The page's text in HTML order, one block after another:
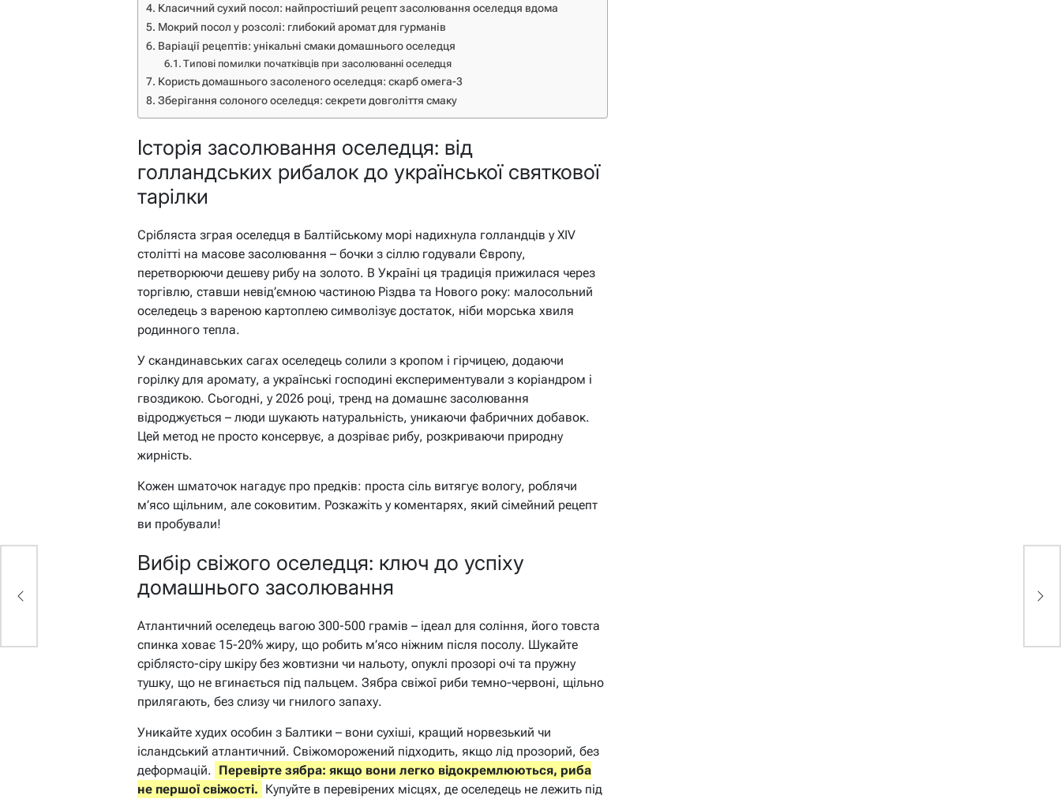
Класичний сухий посол: найпростіший рецепт засолювання оселедця вдома
Мокрий посол у розсолі: глибокий аромат для гурманів
Варіації рецептів: унікальні смаки домашнього оселедця
Типові помилки початківців при засолюванні оселедця
Користь домашнього засоленого оселедця: скарб омега-3
Зберігання солоного оселедця: секрети довголіття смаку
Історія засолювання оселедця: від
голландських рибалок до української святкової
тарілки
Срібляста зграя оселедця в Балтійському морі надихнула голландців у XIV
столітті на масове засолювання – бочки з сіллю годували Європу,
перетворюючи дешеву рибу на золото. В Україні ця традиція прижилася через
торгівлю, ставши невід’ємною частиною Різдва та Нового року: малосольний
оселедець з вареною картоплею символізує достаток, ніби морська хвиля
родинного тепла.
У скандинавських сагах оселедець солили з кропом і гірчицею, додаючи
горілку для аромату, а українські господині експериментували з коріандром і
гвоздикою. Сьогодні, у 2026 році, тренд на домашнє засолювання
відроджується – люди шукають натуральність, уникаючи фабричних добавок.
Цей метод не просто консервує, а дозріває рибу, розкриваючи природну
жирність.
Кожен шматочок нагадує про предків: проста сіль витягує вологу, роблячи
м’ясо щільним, але соковитим. Розкажіть у коментарях, який сімейний рецепт
ви пробували!
Вибір свіжого оселедця: ключ до успіху
домашнього засолювання
Атлантичний оселедець вагою 300-500 грамів – ідеал для соління, його товста
спинка ховає 15-20% жиру, що робить м’ясо ніжним після посолу. Шукайте
сріблясто-сіру шкіру без жовтизни чи нальоту, опуклі прозорі очі та пружну
тушку, що не вгинається під пальцем. Зябра свіжої риби темно-червоні, щільно
прилягають, без слизу чи гнилого запаху.
Уникайте худих особин з Балтики – вони сухіші, кращий норвезький чи
ісландський атлантичний. Свіжоморожений підходить, якщо лід прозорий, без
деформацій. Перевірте зябра: якщо вони легко відокремлюються, риба
не першої свіжості. Купуйте в перевірених місцях, де оселедець не лежить під